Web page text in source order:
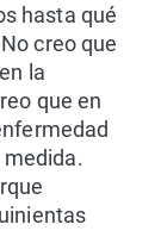
hasta qué
creo que
la
que en